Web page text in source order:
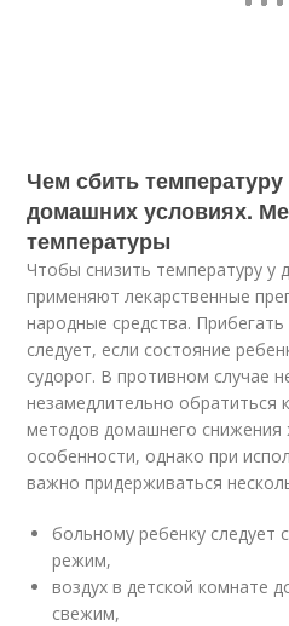
Чем сбить
домашних условиях.
температуры
Чтобы снизить температуру у
применяют лекарственные
народные средства.
следует, если состояние
судорог. В противном случае
незамедлительно обратиться
методов домашнего снижения
особенности, однако при
важно придерживаться
больному ребенку следует
режим,
воздух в детской комнате
свежим,